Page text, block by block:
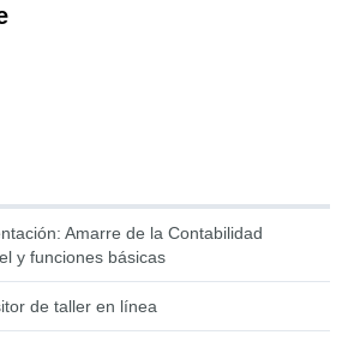
Amarre de la Contabilidad
y funciones básicas
de taller en línea